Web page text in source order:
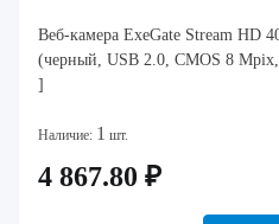
Веб-камера ExeGate Stream HD
(черный, USB 2.0, CMOS 8
]
Наличие: 1 шт.
4 867.80 ₽